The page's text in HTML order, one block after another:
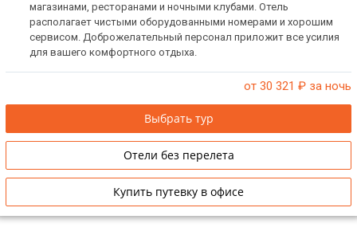
магазинами, ресторанами и ночными клубами. Отель
располагает чистыми оборудованными номерами и хорошим
сервисом. Доброжелательный персонал приложит все усилия
для вашего комфортного отдыха.
от 30 321 ₽ за ночь
Выбрать тур
Отели без перелета
Купить путевку в офисе